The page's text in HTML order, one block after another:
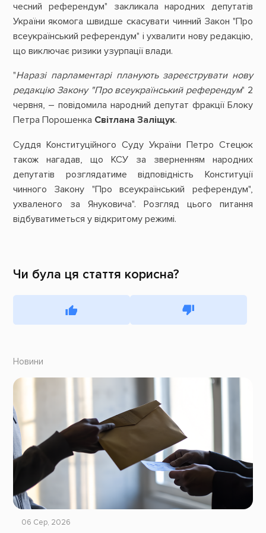
чесний референдум" закликала народних депутатів
України якомога швидше скасувати чинний Закон "Про
всеукраїнський референдум" і ухвалити нову редакцію,
що виключає ризики узурпації влади.
"Наразі парламентарі планують зареєструвати нову
редакцію Закону "Про всеукраїнський референдум" 2
червня, – повідомила народний депутат фракції Блоку
Петра Порошенка Світлана Заліщук.
Суддя Конституційного Суду України Петро Стецюк
також нагадав, що КСУ за зверненням народних
депутатів розглядатиме відповідність Конституції
чинного Закону "Про всеукраїнський референдум",
ухваленого за Януковича". Розгляд цього питання
відбуватиметься у відкритому режимі.
Чи була ця стаття корисна?
Новини
06 Сер, 2026